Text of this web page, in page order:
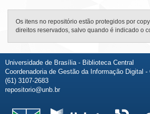
Os itens no repositório estão protegidos por
direitos reservados, salvo quando é indicado o
Universidade de Brasília - Biblioteca Central
Coordenadoria de Gestão da Informação Digital -
(61) 3107-2683
repositorio@unb.br